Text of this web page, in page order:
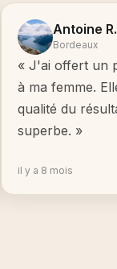
Antoine R.
Bordeaux
« J'ai offert un
à ma femme.
qualité du
superbe. »
il y a 8 mois